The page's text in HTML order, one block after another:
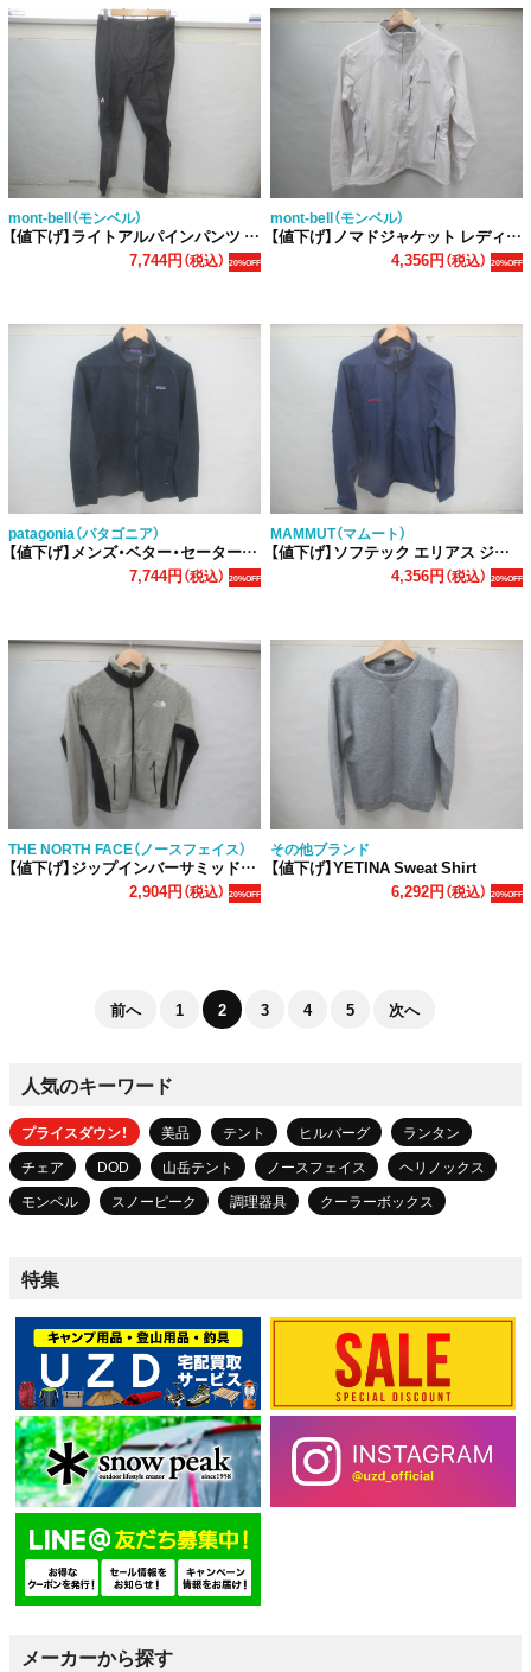
mont-bell（モンベル）
【値下げ】ライトアルパインパンツ レディース
7,744円（税込） 20%OFF
mont-bell（モンベル）
【値下げ】ノマドジャケット レディース
4,356円（税込） 20%OFF
patagonia（パタゴニア）
【値下げ】メンズ・ベター・セーター・ジャケット
7,744円（税込） 20%OFF
MAMMUT（マムート）
【値下げ】ソフテック エリアス ジャケット メンズ
4,356円（税込） 20%OFF
THE NORTH FACE（ノースフェイス）
【値下げ】ジップインバーサミッドジャケット レディース
2,904円（税込） 20%OFF
その他ブランド
【値下げ】YETINA Sweat Shirt
6,292円（税込） 20%OFF
前へ 1 2 3 4 5 次へ
人気のキーワード
プライスダウン！ 美品 テント ヒルバーグ
ランタン
チェア
DOD 山岳テント ノースフェイス
ヘリノックス
モンベル
スノーピーク 調理器具 クーラーボックス
特集
メーカーから探す